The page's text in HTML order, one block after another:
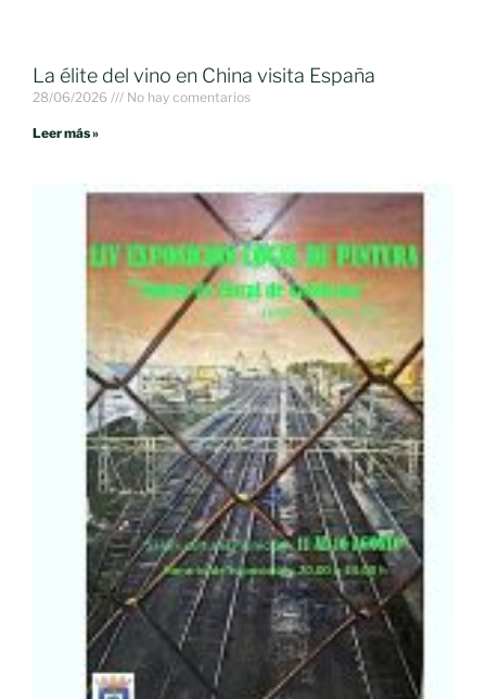
La élite del vino en China visita España
28/06/2026 No hay comentarios
Leer más »